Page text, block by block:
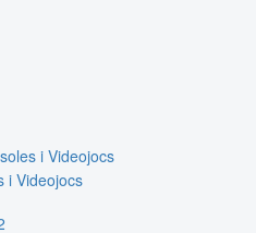
i Videojocs
i Videojocs